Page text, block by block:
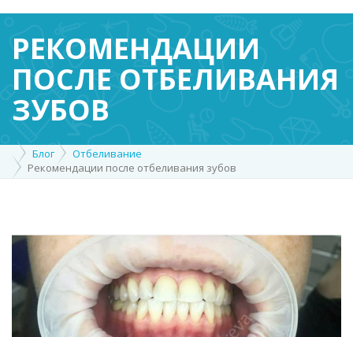
РЕКОМЕНДАЦИИ
ПОСЛЕ ОТБЕЛИВАНИЯ
ЗУБОВ
Блог
Отбеливание
Рекомендации после отбеливания зубов